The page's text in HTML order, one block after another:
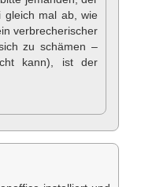
gleich mal ab, wie
verbrecherischer
zu schämen –
kann), ist der